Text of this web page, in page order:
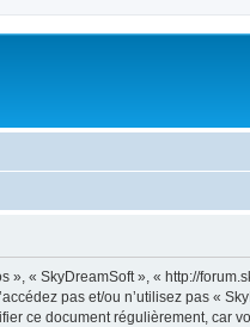
« SkyDreamSoft », « http://
pas et/ou n’utilisez pas «
ce document régulièrement, car